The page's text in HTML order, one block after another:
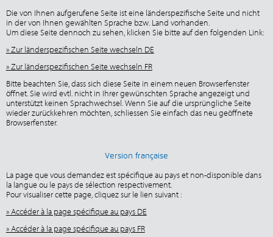
Die von Ihnen aufgerufene Seite ist eine länderspezifische Seite und nicht
in der von Ihnen gewählten Sprache bzw. Land vorhanden.
Um diese Seite dennoch zu sehen, klicken Sie bitte auf den folgenden Link:
» Zur länderspezifischen Seite wechseln DE
» Zur länderspezifischen Seite wechseln FR
Bitte beachten Sie, dass sich diese Seite in einem neuen Browserfenster
öffnet. Sie wird evtl. nicht in Ihrer gewünschten Sprache angezeigt und
unterstützt keinen Sprachwechsel. Wenn Sie auf die ursprüngliche Seite
wieder zurückkehren möchten, schliessen Sie einfach das neu geöffnete
Browserfenster.
Version française
La page que vous demandez est spécifique au pays et non-disponible dans
la langue ou le pays de sélection respectivement.
Pour visualiser cette page, cliquez sur le lien suivant :
» Accéder à la page spécifique au pays DE
» Accéder à la page spécifique au pays FR